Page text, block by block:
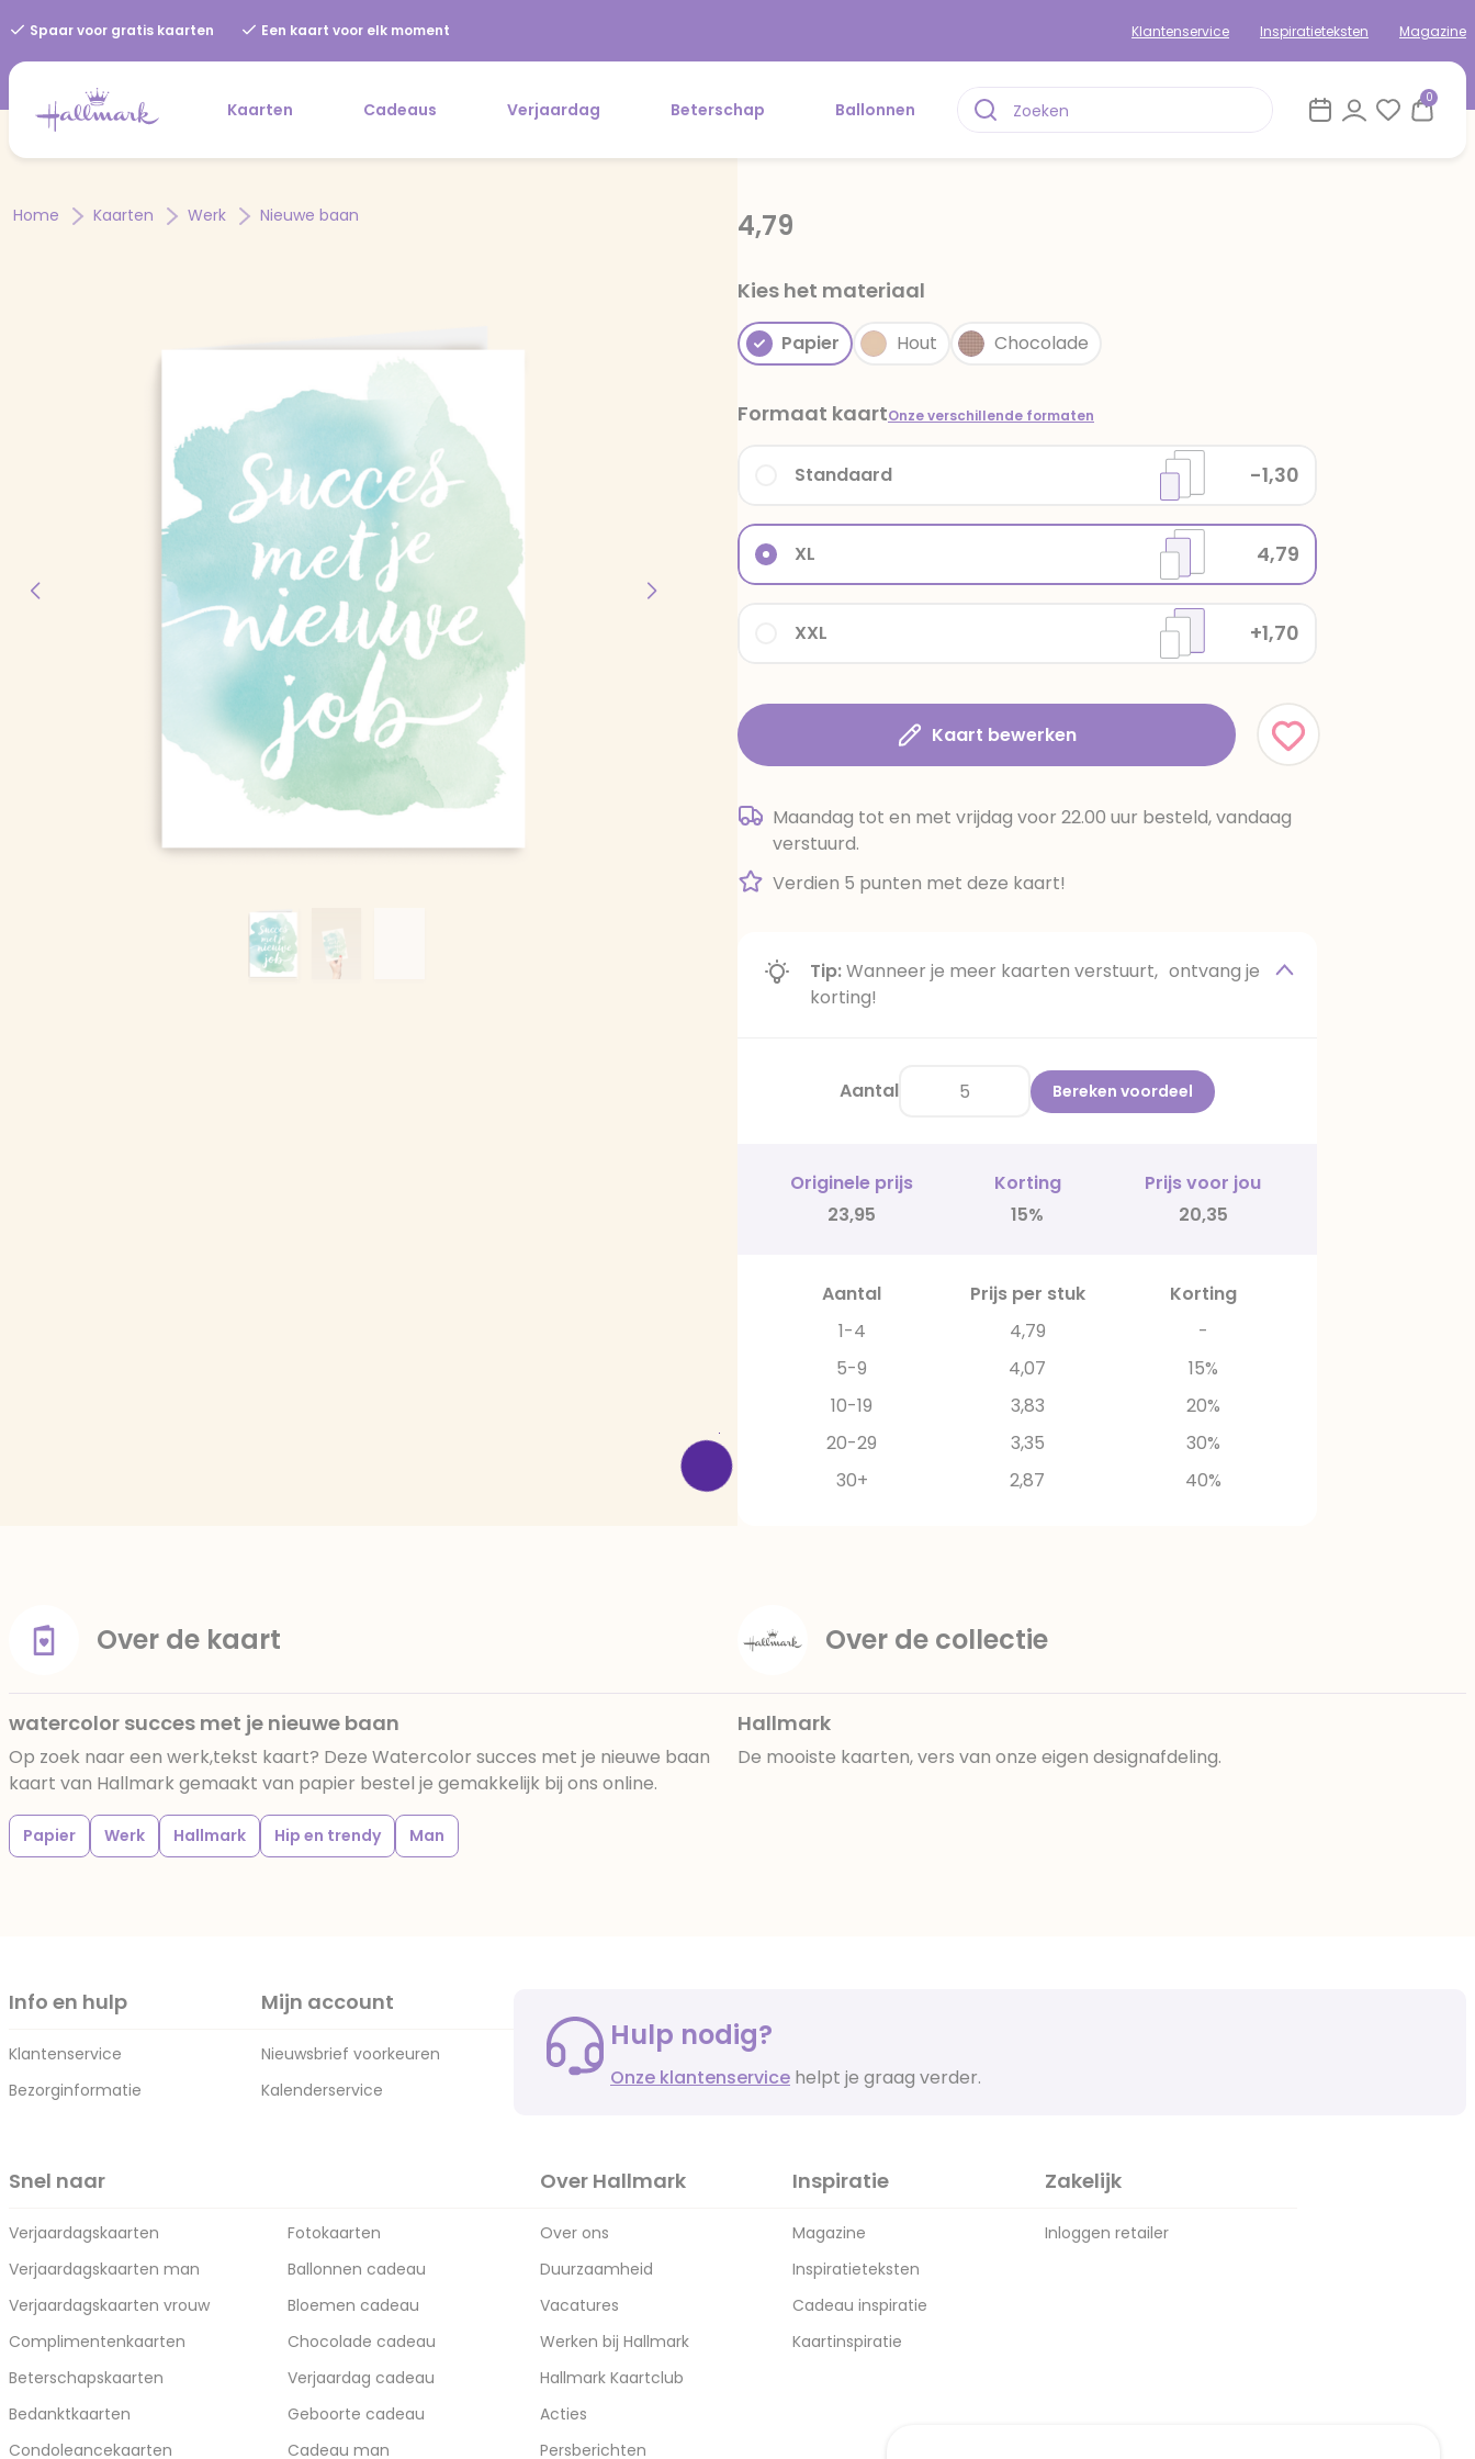
Spaar voor gratis kaarten Een kaart voor elk moment Klantenservice Inspiratieteksten Magazine
Kaarten Cadeaus Verjaardag Beterschap Ballonnen
0
Home Kaarten Werk Nieuwe baan 4,79
Kies het materiaal
Papier Hout Chocolade
Formaat kaartOnze verschillende formaten
XXL +1,70
XL 4,79
Standaard -1,30
Kaart bewerken
Maandag tot en met vrijdag voor 22.00 uur besteld, vandaag
verstuurd.
Verdien 5 punten met deze kaart!
Tip:Wanneer je meer kaarten verstuurt, ontvang je
korting!
Aantal Bereken voordeel
Originele prijs Korting
Prijs voor jou
23,95
15% 20,35
Aantal Prijs per stuk
Korting
1-4
4,79
-
5-9
4,07
15%
10-19
3,83
20%
20-29
3,35
30%
30+
2,87 40%
Over de kaart
watercolor succes met je nieuwe baan
Op zoek naar een werk,tekst kaart? Deze Watercolor succes met je nieuwe baan
kaart van Hallmark gemaakt van papier bestel je gemakkelijk bij ons online.
Papier Werk Hallmark Hip en trendy Man
Over de collectie
Hallmark
De mooiste kaarten, vers van onze eigen designafdeling.
Info en hulp
Klantenservice
Bezorginformatie
Mijn account
Nieuwsbrief voorkeuren
Kalenderservice
Hulp nodig?
Onze klantenservice helpt je graag verder.
Snel naar
Verjaardagskaarten
Verjaardagskaarten man
Verjaardagskaarten vrouw
Complimentenkaarten
Beterschapskaarten
Bedanktkaarten
Condoleancekaarten
Fotokaarten
Ballonnen cadeau
Bloemen cadeau
Chocolade cadeau
Verjaardag cadeau
Geboorte cadeau
Cadeau man
Over Hallmark
Over ons
Duurzaamheid
Vacatures
Werken bij Hallmark
Hallmark Kaartclub
Acties
Persberichten
Inspiratie
Magazine
Inspiratieteksten
Cadeau inspiratie
Kaartinspiratie
Zakelijk
Inloggen retailer